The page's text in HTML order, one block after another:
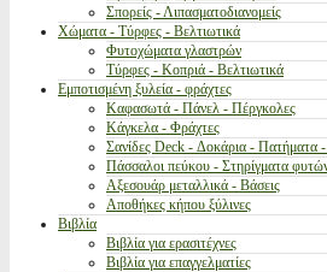
Σπορείς - Λιπασματοδιανομείς
Χώματα - Τύρφες - Βελτιωτικά
Φυτοχώματα γλαστρών
Τύρφες - Κοπριά - Βελτιωτικά
Εμποτισμένη ξυλεία - φράχτες
Καφασωτά - Πάνελ - Πέργκολες
Κάγκελα - Φράχτες
Σανίδες Deck - Δοκάρια - Πατήματα -
Πάσσαλοι πεύκου - Στηρίγματα
Αξεσουάρ μεταλλικά - Βάσεις
Αποθήκες κήπου ξύλινες
Βιβλία
Βιβλία για ερασιτέχνες
Βιβλία για επαγγελματίες